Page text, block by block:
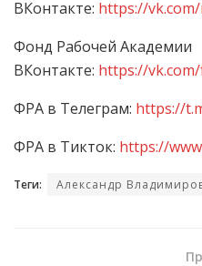
ВКонтакте: https://
Фонд Рабочей Академии
ВКонтакте: https://
ФРА в Телеграм: https://
ФРА в Тикток: https://
Теги: Александр